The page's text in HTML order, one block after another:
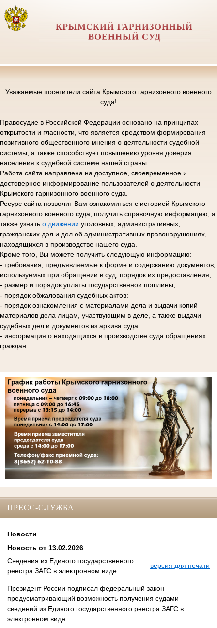
КРЫМСКИЙ ГАРНИЗОННЫЙ
ВОЕННЫЙ СУД
Уважаемые посетители сайта Крымского гарнизонного военного
суда!
Правосудие в Российской Федерации основано на принципах
открытости и гласности, что является средством формирования
позитивного общественного мнения о деятельности судебной
системы, а также способствует повышению уровня доверия
населения к судебной системе нашей страны.
Работа сайта направлена на доступное, своевременное и
достоверное информирование пользователей о деятельности
Крымского гарнизонного военного суда.
Ресурс сайта позволит Вам ознакомиться с историей Крымского
гарнизонного военного суда, получить справочную информацию, а
также узнать о движении уголовных, административных,
гражданских дел и дел об административных правонарушениях,
находящихся в производстве нашего суда.
Кроме того, Вы можете получить следующую информацию:
- требования, предъявляемые к форме и содержанию документов,
используемых при обращении в суд, порядок их предоставления;
- размер и порядок уплаты государственной пошлины;
- порядок обжалования судебных актов;
- порядок ознакомления с материалами дела и выдачи копий
материалов дела лицам, участвующим в деле, а также выдачи
судебных дел и документов из архива суда;
- информация о находящихся в производстве суда обращениях
граждан.
ПРЕСС-СЛУЖБА
Новости
Новость от 13.02.2026
Сведения из Единого государственного
реестра ЗАГС в электронном виде.
версия для печати
Президент России подписал федеральный закон
предусматривающий возможность получения судами
сведений из Единого государственного реестра ЗАГС в
электронном виде.